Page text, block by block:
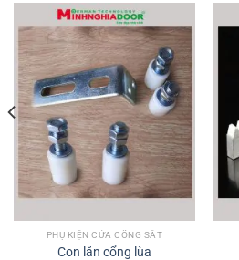
PHỤ KIỆN CỬA CỔNG SẮT
Con lăn cổng lùa